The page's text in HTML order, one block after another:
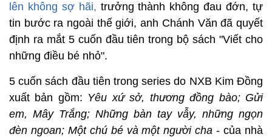
lên không sợ hãi, trưởng thành không đau đớn, tự
tin bước ra ngoài thế giới, anh Chánh Văn đã quyết
định ra mắt 5 cuốn đầu tiên trong bộ sách "Viết cho
những điều bé nhỏ".
5 cuốn sách đầu tiên trong series do NXB Kim Đồng
xuất bản gồm: Yêu xứ sở, thương đồng bào; Gửi
em, Mây Trắng; Những bàn tay vẫy, những ngọn
đèn ngoan; Một chú bé và một người cha - của nhà